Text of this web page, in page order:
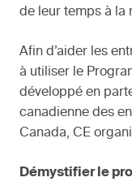
de leur temps à la
Afin d’aider les
à utiliser le
développé en
canadienne des
Canada, CE
Démystifier le